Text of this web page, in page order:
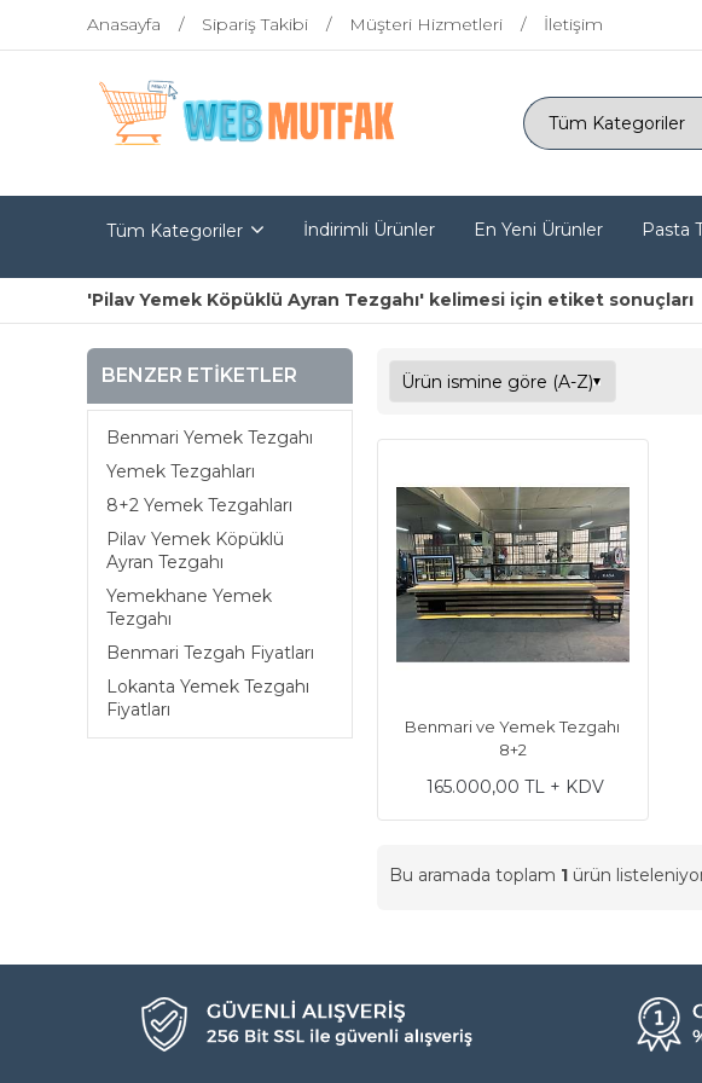
Anasayfa Sipariş Takibi Müşteri Hizmetleri İletişim
Tüm Kategoriler İndirimli Ürünler En Yeni Ürünler Pasta
'Pilav Yemek Köpüklü Ayran Tezgahı' kelimesi için etiket sonuçları
BENZER ETIKETLER
Benmari Yemek Tezgahı
Yemek Tezgahları
8+2 Yemek Tezgahları
Pilav Yemek Köpüklü
Ayran Tezgahı
Yemekhane Yemek
Tezgahı
Benmari Tezgah Fiyatları
Lokanta Yemek Tezgahı
Fiyatları
Benmari ve Yemek Tezgahı
8+2
165.000,00 TL + KDV
Bu aramada toplam 1 ürün